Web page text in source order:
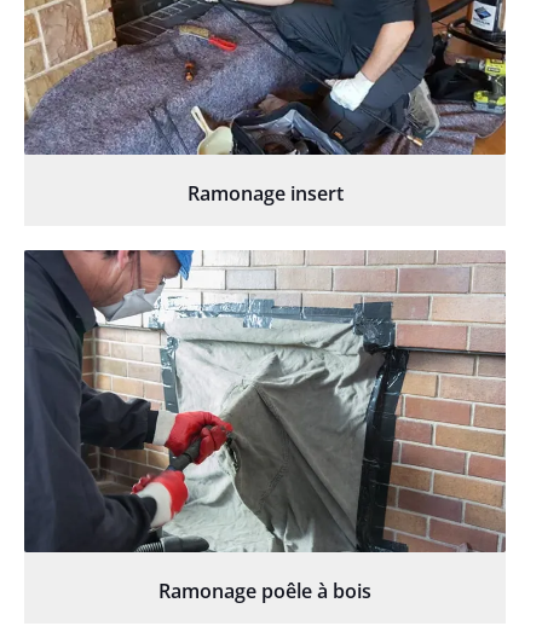
Ramonage insert
Ramonage poêle à bois